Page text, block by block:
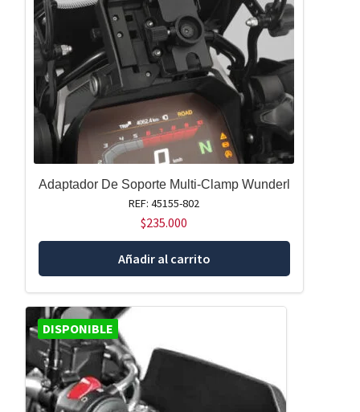
Adaptador De Soporte Multi-Clamp Wunderl
REF: 45155-802
$235.000
Añadir al carrito
DISPONIBLE